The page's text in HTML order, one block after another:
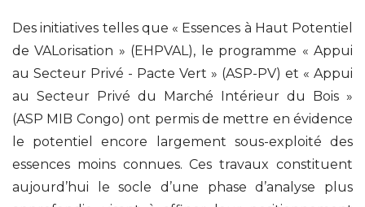
Des initiatives telles que « Essences à Haut Potentiel
de VALorisation » (EHPVAL), le programme « Appui
au Secteur Privé - Pacte Vert » (ASP-PV) et « Appui
au Secteur Privé du Marché Intérieur du Bois »
(ASP MIB Congo) ont permis de mettre en évidence
le potentiel encore largement sous-exploité des
essences moins connues. Ces travaux constituent
aujourd’hui le socle d’une phase d’analyse plus